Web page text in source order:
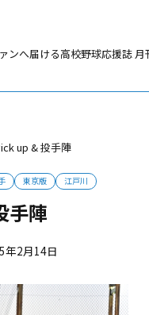
ンへ届ける高校野球応援誌
up & 投手陣
東京版 江戸川
手陣
年2月14日